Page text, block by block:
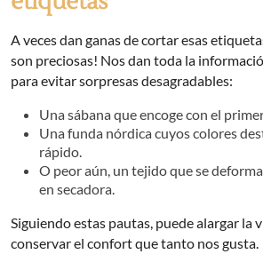
A veces dan ganas de cortar esas
son preciosas! Nos dan toda la
para evitar sorpresas desagradables:
Una sábana que encoge con el
Una funda nórdica cuyos colores
rápido.
O peor aún, un tejido que se
en secadora.
Siguiendo estas pautas, puede alargar la
conservar el confort que tanto nos gusta.